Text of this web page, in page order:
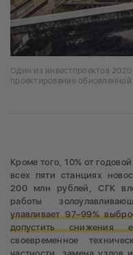
Один из инвестпроектов
проектирование
Кроме того, 10% от
всех пяти станциях
200 млн рублей, СГК
работы
улавливает 97–99%
допустить снижения
своевременное